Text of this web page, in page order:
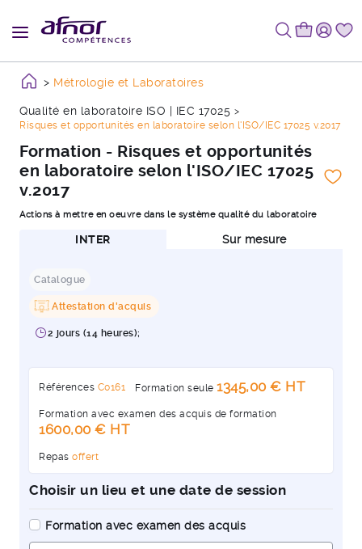
Métrologie et Laboratoires
Qualité en laboratoire ISO | IEC 17025
Risques et opportunités en laboratoire selon l'ISO/IEC 17025 v.2017
Formation - Risques et opportunités
en laboratoire selon l'ISO/IEC 17025
v.2017
Actions à mettre en oeuvre dans le système qualité du laboratoire
INTER Sur mesure
Catalogue
Attestation d'acquis
2 jours (14 heures);
Références C0161 Formation seule 1345,00 € HT
Formation avec examen des acquis de formation
1600,00 € HT
Repas offert
Choisir un lieu et une date de session
Formation avec examen des acquis